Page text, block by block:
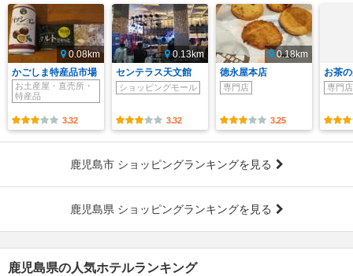
0.08km
かごしま特産品市場
お土産屋・直売所・
特産品
3.32
0.13km
センテラス天文館
ショッピングモール
3.32
0.18km
徳永屋本店
専門店
3.25
お茶
専門店
鹿児島市 ショッピングランキングを見る
鹿児島県 ショッピングランキングを見る
鹿児島県の人気ホテルランキング